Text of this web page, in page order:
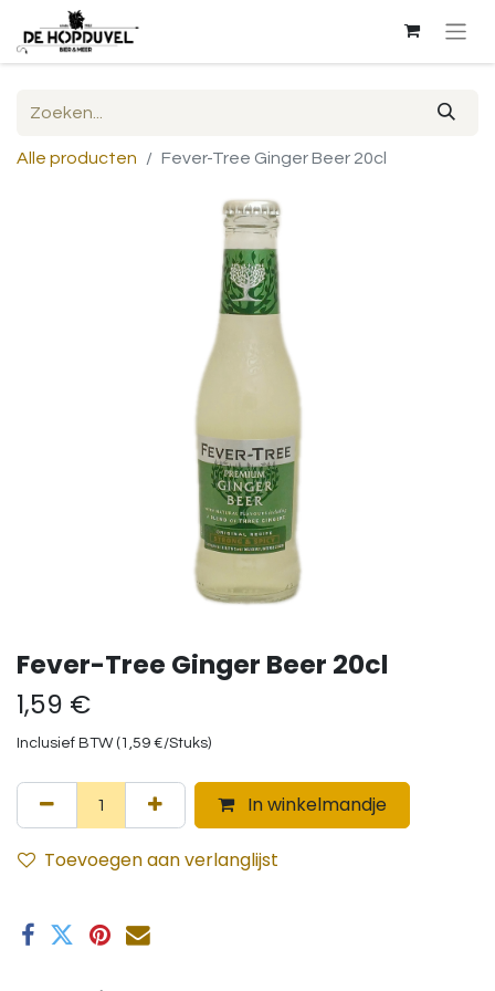
Alle producten Fever-Tree Ginger Beer 20cl
Fever-Tree Ginger Beer 20cl
1,59 €
Inclusief BTW ( 1,59 €/Stuks)
In winkelmandje
Toevoegen aan verlanglijst